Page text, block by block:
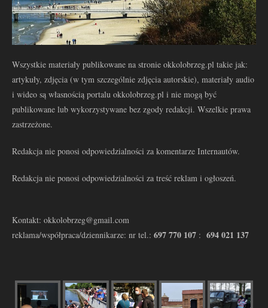
Wszystkie materiały publikowane na stronie okkolobrzeg.pl takie jak:
artykuły, zdjęcia (w tym szczególnie zdjęcia autorskie), materiały audio
i wideo są własnością portalu okkolobrzeg.pl i nie mogą być
publikowane lub wykorzystywane bez zgody redakcji. Wszelkie prawa
zastrzeżone.
Redakcja nie ponosi odpowiedzialności za komentarze Internautów.
Redakcja nie ponosi odpowiedzialności za treść reklam i ogłoszeń.
Kontakt: okkolobrzeg@gmail.com
reklama/współpraca/dziennikarze: nr tel.: 697 770 107 : 694 021 137